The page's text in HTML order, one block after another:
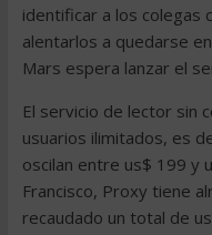
identificar a los colegas
alentarlos a quedarse
Mars espera lanzar el
El servicio de lector sin
usuarios ilimitados, es
oscilan entre us$ 199 y
Francisco, Proxy tiene
recaudado un total de